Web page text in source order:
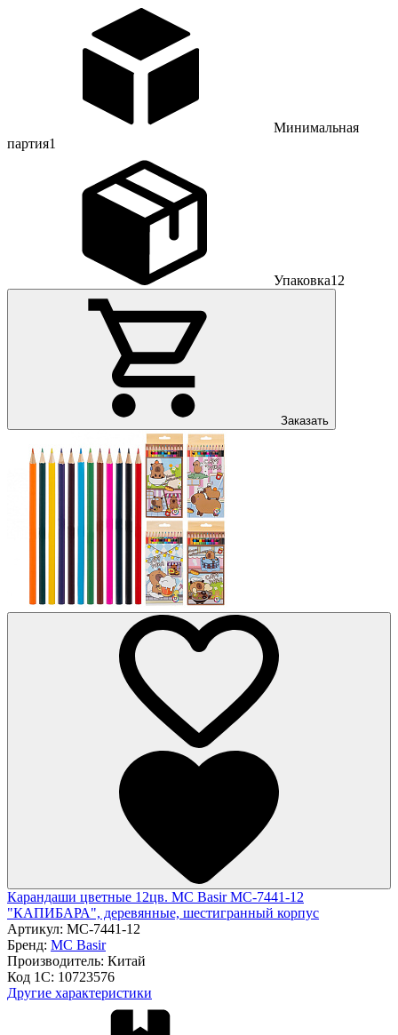
Минимальная
партия1
Упаковка12
Заказать
Карандаши цветные 12цв. MC Basir МС-7441-12
"КАПИБАРА", деревянные, шестигранный корпус
Артикул: МС-7441-12
Бренд: MC Basir
Производитель: Китай
Код 1С: 10723576
Другие характеристики